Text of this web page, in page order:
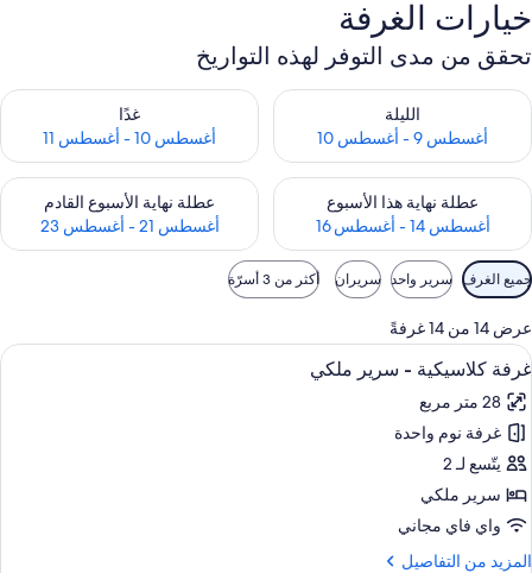
خيارات الغرفة
تحقق من مدى التوفر لهذه التواريخ
الليلة
أغسطس 9 - أغسطس 10
تحقق من مدى التوفر لليلة للفترة أغسطس 9 - أغسطس 10
غدًا
أغسطس 10 - أغسطس 11
تحقق من مدى التوفر لغد للفترة أغسطس
عطلة نهاية هذا الأسبوع
أغسطس 14 - أغسطس 16
تحقق من مدى التوفر لعطلة نهاية هذا الأسبوع للفترة أغسطس 14 - أغسطس 16
عطلة نهاية الأسبوع القادم
أغسطس 21 - أغسطس 23
تحقق من مدى التوفر لعطلة نهاية
عوامل
التصفية
المتاحة
للغرف
جميع الغرف سرير واحد سريران أكثر من 3 أسرّة
عرض 14 من 14 غرفةً
استعراض
جميع
صور
غرفة
كلاسيكية
-
سرير
ملكي
أغطية فراش متميزة وأسرّة بطبقة علوية
6
غرفة كلاسيكية - سرير ملكي
28 متر مربع
غرفة نوم واحدة
يتّسع لـ 2
سرير ملكي
واي فاي مجاني
المزيد من التفاصيل
المزيد